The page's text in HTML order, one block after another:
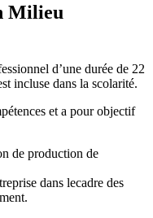
Milieu
d’une durée de 22
incluse dans la scolarité.
et a pour objectif
de production de
dans lecadre des